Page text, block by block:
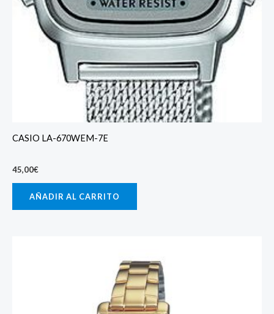
CASIO LA-670WEM-7E
45,00€
AÑADIR AL CARRITO